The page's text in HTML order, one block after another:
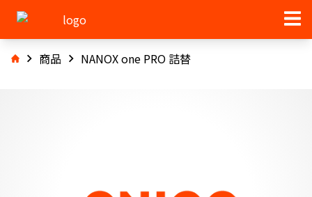
商品 NANOX one PRO 詰替